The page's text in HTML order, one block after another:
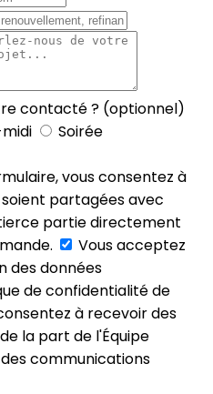
contacté ? (optionnel)
Soirée
vous consentez à
partagées avec
partie directement
Vous acceptez
des données
de confidentialité de
à recevoir des
la part de l'Équipe
communications